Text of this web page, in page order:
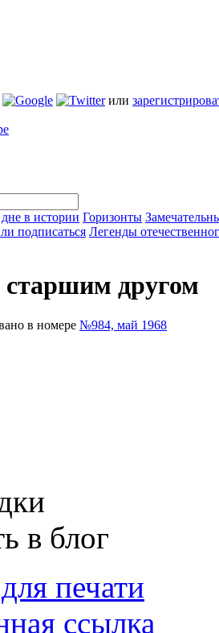
или
в истории Горизонты
подписаться Легенды
старшим другом
в номере №984, май 1968
в блог
печати
ссылка